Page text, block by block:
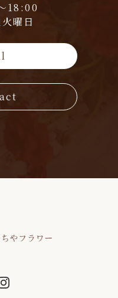
～18:00
曜日